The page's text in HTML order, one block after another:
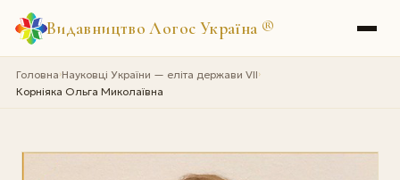
Видавництво Логос Україна ®
Головна›Науковці України — еліта держави VII›
Корніяка Ольга Миколаївна